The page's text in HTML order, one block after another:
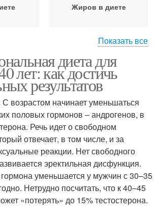
Жиров в диете
Показать все
диета для
лет: как достичь
результатов
возрастом начинает уменьшаться
половых гормонов – андрогенов, в
Речь идет о свободном
отвечает, в том числе, и за
реакции. Нет свободного
эректильная дисфункция.
уменьшается у мужчин с 30–35
Нетрудно посчитать, что к 40–45
«потерять» до 15% тестостерона.